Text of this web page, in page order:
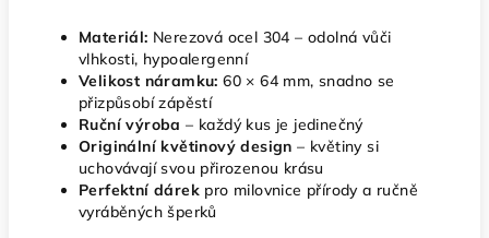
Materiál: Nerezová ocel 304 – odolná vůči
vlhkosti, hypoalergenní
Velikost náramku: 60 × 64 mm, snadno se
přizpůsobí zápěstí
Ruční výroba – každý kus je jedinečný
Originální květinový design – květiny si
uchovávají svou přirozenou krásu
Perfektní dárek pro milovnice přírody a ručně
vyráběných šperků